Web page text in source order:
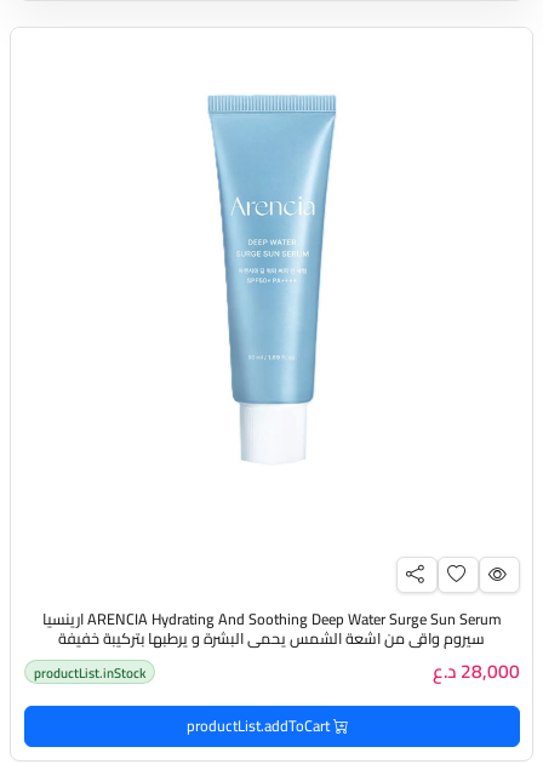
ARENCIA Hydrating And Soothing Deep Water Surge Sun Serum ارينسيا
سيروم واقي من اشعة الشمس يحمي البشرة و يرطبها بتركيبة خفيفة
28,000 د.ع productList.inStock
productList.addToCart